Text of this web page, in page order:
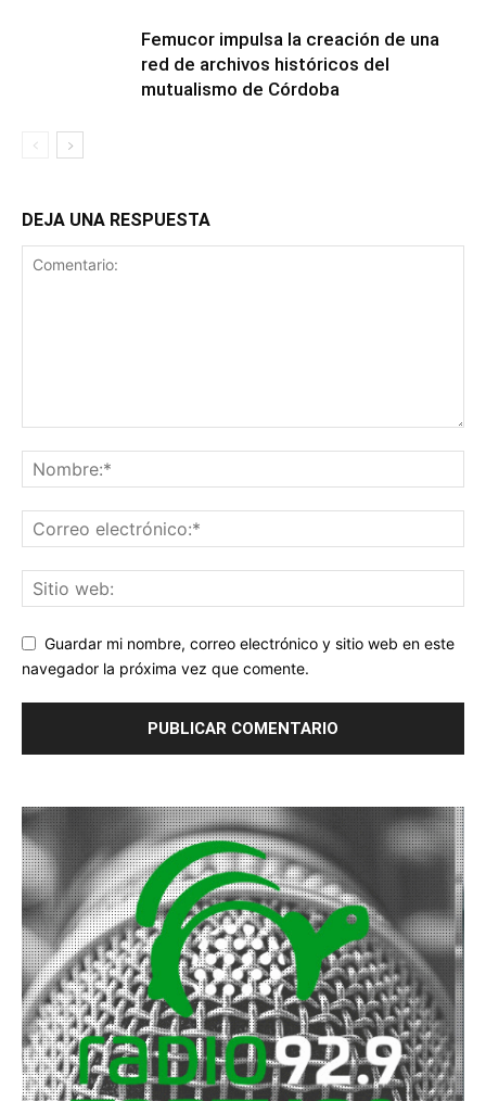
Femucor impulsa la creación de una
red de archivos históricos del
mutualismo de Córdoba
DEJA UNA RESPUESTA
Guardar mi nombre, correo electrónico y sitio web en este
navegador la próxima vez que comente.